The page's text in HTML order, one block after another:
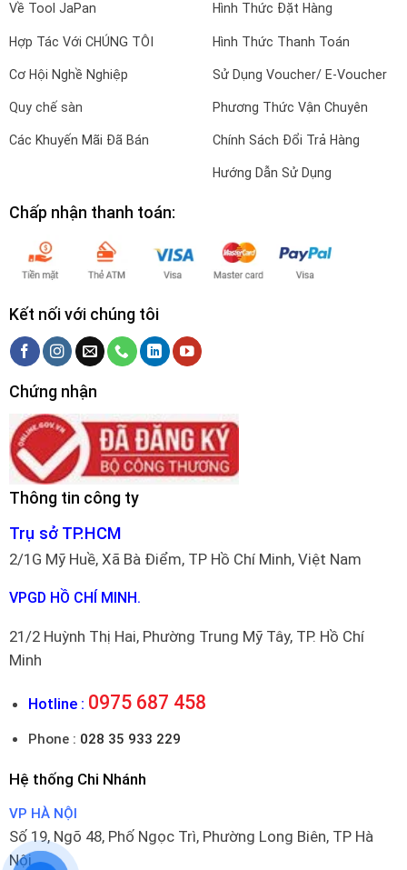
Về Tool JaPan
Hợp Tác Với CHÚNG TÔI
Cơ Hội Nghề Nghiệp
Quy chế sàn
Các Khuyến Mãi Đã Bán
Hình Thức Đặt Hàng
Hình Thức Thanh Toán
Sử Dụng Voucher/ E-Voucher
Phương Thức Vận Chuyên
Chính Sách Đổi Trả Hàng
Hướng Dẫn Sử Dụng
Chấp nhận thanh toán:
Kết nối với chúng tôi
Chứng nhận
Thông tin công ty
Trụ sở TP.HCM
2/1G Mỹ Huề, Xã Bà Điểm, TP Hồ Chí Minh, Việt Nam
VPGD HỒ CHÍ MINH.
21/2 Huỳnh Thị Hai, Phường Trung Mỹ Tây, TP. Hồ Chí
Minh
Hotline : 0975 687 458
Phone : 028 35 933 229
Hệ thống Chi Nhánh
VP HÀ NỘI
Số 19, Ngõ 48, Phố Ngọc Trì, Phường Long Biên, TP Hà
Nội